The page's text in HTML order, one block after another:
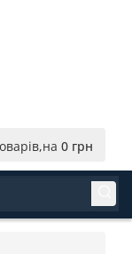
на 0 грн